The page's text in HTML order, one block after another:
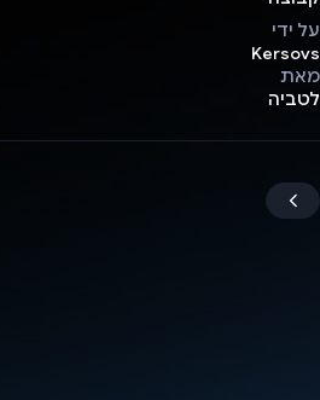
על ידי
Kersovs
מאת
לטביה